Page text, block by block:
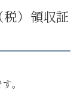
）領収証
。